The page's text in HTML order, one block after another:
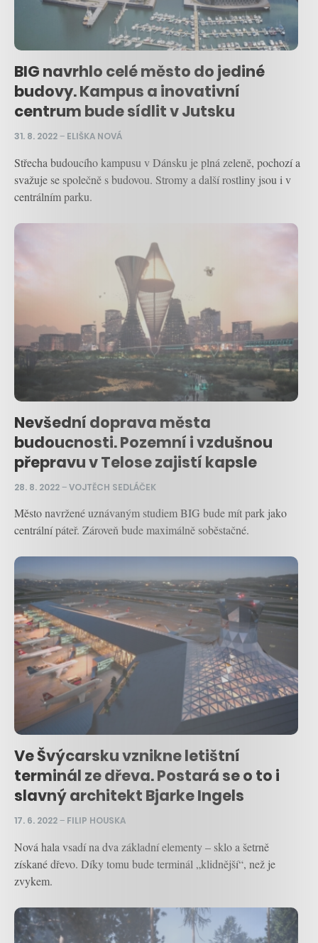
BIG navrhlo celé město do jediné
budovy. Kampus a inovativní
centrum bude sídlit v Jutsku
31. 8. 2022– ELIŠKA NOVÁ
Střecha budoucího kampusu v Dánsku je plná zeleně, pochozí a
svažuje se společně s budovou. Stromy a další rostliny jsou i v
centrálním parku.
Nevšední doprava města
budoucnosti. Pozemní i vzdušnou
přepravu v Telose zajistí kapsle
28. 8. 2022–VOJTĚCH SEDLÁČEK
Město navržené uznávaným studiem BIG bude mít park jako
centrální páteř. Zároveň bude maximálně soběstačné.
Ve Švýcarsku vznikne letištní
terminál ze dřeva. Postará se o to i
slavný architekt Bjarke Ingels
17. 6. 2022– FILIP HOUSKA
Nová hala vsadí na dva základní elementy – sklo a šetrně
získané dřevo. Díky tomu bude terminál „klidnější“, než je
zvykem.